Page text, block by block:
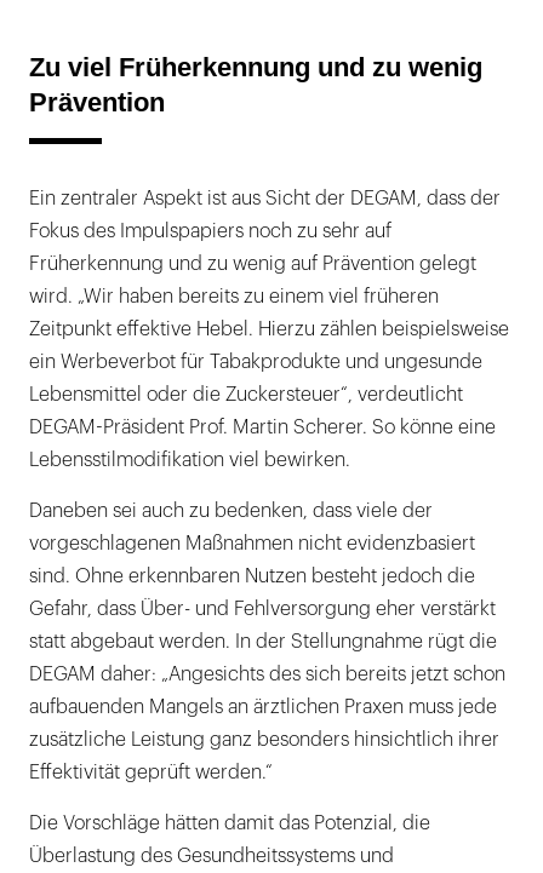
Zu viel Früherkennung und zu wenig
Prävention
Ein zentraler Aspekt ist aus Sicht der DEGAM, dass der
Fokus des Impulspapiers noch zu sehr auf
Früherkennung und zu wenig auf Prävention gelegt
wird. „Wir haben bereits zu einem viel früheren
Zeitpunkt effektive Hebel. Hierzu zählen beispielsweise
ein Werbeverbot für Tabakprodukte und ungesunde
Lebensmittel oder die Zuckersteuer“, verdeutlicht
DEGAM-Präsident Prof. Martin Scherer. So könne eine
Lebensstilmodifikation viel bewirken.
Daneben sei auch zu bedenken, dass viele der
vorgeschlagenen Maßnahmen nicht evidenzbasiert
sind. Ohne erkennbaren Nutzen besteht jedoch die
Gefahr, dass Über- und Fehlversorgung eher verstärkt
statt abgebaut werden. In der Stellungnahme rügt die
DEGAM daher: „Angesichts des sich bereits jetzt schon
aufbauenden Mangels an ärztlichen Praxen muss jede
zusätzliche Leistung ganz besonders hinsichtlich ihrer
Effektivität geprüft werden.“
Die Vorschläge hätten damit das Potenzial, die
Überlastung des Gesundheitssystems und